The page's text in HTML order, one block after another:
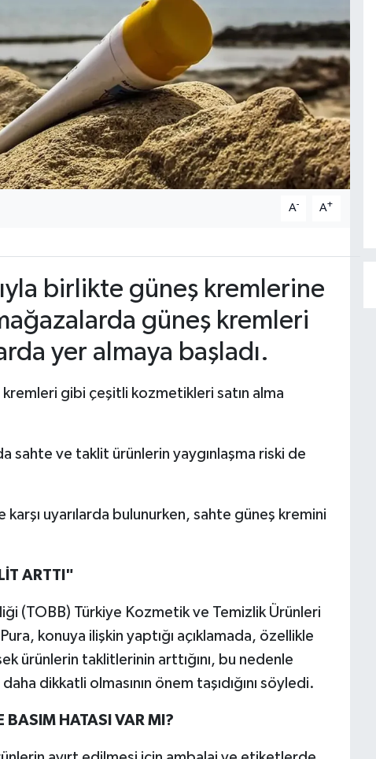
A- A+
birlikte güneş kremlerine
güneş kremleri
yer almaya başladı.
kremleri gibi çeşitli kozmetikleri satın alma
sahte ve taklit ürünlerin yaygınlaşma riski de
uyarılarda bulunurken, sahte güneş kremini
ARTTI"
(TOBB) Türkiye Kozmetik ve Temizlik Ürünleri
konuya ilişkin yaptığı açıklamada, özellikle
ürünlerin taklitlerinin arttığını, bu nedenle
dikkatli olmasının önem taşıdığını söyledi.
BASIM HATASI VAR MI?